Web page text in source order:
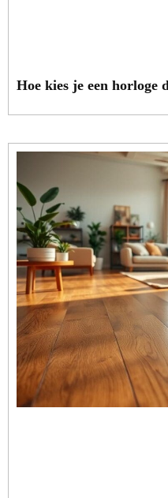
Hoe kies je een horloge